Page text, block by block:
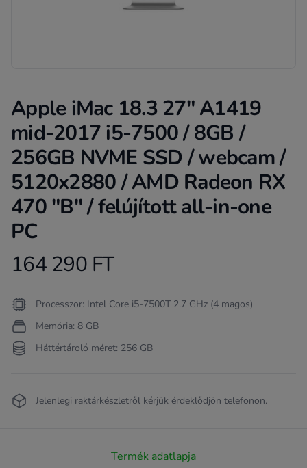
Apple iMac 18.3 27" A1419
mid-2017 i5-7500 / 8GB /
256GB NVME SSD / webcam /
5120x2880 / AMD Radeon RX
470 "B" / felújított all-in-one
PC
Product information
164 290 FT
Termékleírás
Processzor: Intel Core i5-7500T 2.7 GHz (4 magos)
Memória: 8 GB
Háttértároló méret: 256 GB
Jelenlegi raktárkészletről kérjük érdeklődjön telefonon.
Termék adatlapja